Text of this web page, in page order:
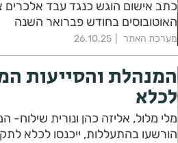
כתב אישום הוגש כנגד עבד אלכרים
האוטובוסים בחודש פברואר השנה
מערכת האתר 26.10.25
המנהלת והסייעות
לכלא
מלי מלול, אליזה כהן ונורית שילוח-
הורשעו בהתעללות, ייכנסו לכלא